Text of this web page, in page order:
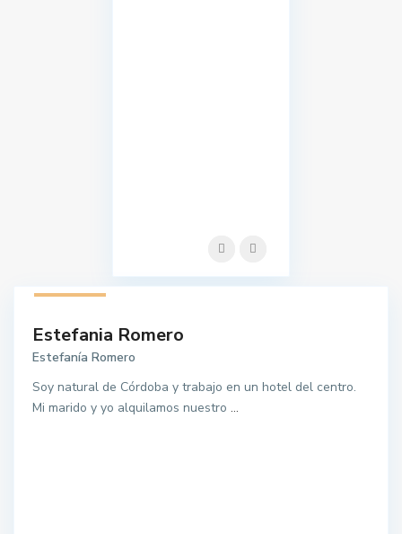
Estefania Romero
Estefanía Romero
Soy natural de Córdoba y trabajo en un hotel del centro.
Mi marido y yo alquilamos nuestro ...